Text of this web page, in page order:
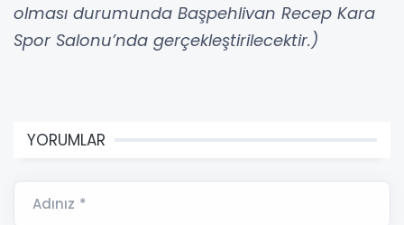
olması durumunda Başpehlivan Recep Kara
Spor Salonu’nda gerçekleştirilecektir.)
YORUMLAR
Adınız *